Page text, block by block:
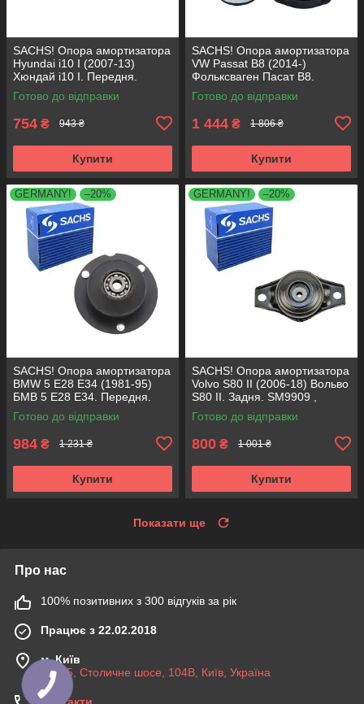
SACHS! Опора амортизатора
Hyundai i10 I (2007-13)
Хюндай i10 I. Передня.
SM5818 , 801063 , KB689.27 ,
VKDA88511
Готово до відправки
754 ₴ 943 ₴
Купити
SACHS! Опора амортизатора
VW Passat B8 (2014-)
Фольксваген Пасат B8.
Передня. 803024 , KB657.27 ,
VKDA35167
Готово до відправки
1 444 ₴ 1 806 ₴
Купити
GERMANY! –20%
SACHS! Опора амортизатора
BMW 5 E28 E34 (1981-95)
БМВ 5 Е28 Е34. Передня.
SM1000 , 803151 , KB650.00 ,
VKDC35801
Готово до відправки
984 ₴ 1 231 ₴
Купити
GERMANY! –20%
SACHS! Опора амортизатора
Volvo S80 II (2006-18) Вольво
S80 II. Задня. SM9909 ,
802416 , KB952.10 ,
VKDA40436
Готово до відправки
800 ₴ 1 001 ₴
Купити
Показати ще
Про нас
100% позитивних з 300 відгуків за рік
Працює з 22.02.2018
м. Київ
03045, Столичне шосе, 104B, Київ, Україна